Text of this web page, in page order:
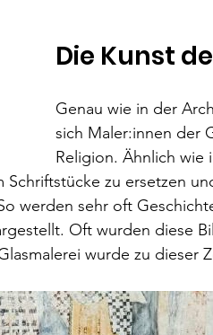
Die Kunst
Genau wie in der
sich Maler:innen der
Religion. Ähnlich wie
zu ersetzen
werden sehr oft
Oft wurden diese
wurde zu dieser